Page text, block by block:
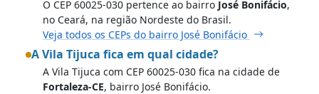
O CEP 60025-030 pertence ao bairro José Bonifácio,
no Ceará, na região Nordeste do Brasil.
Veja todos os CEPs do bairro José Bonifácio
A Vila Tijuca fica em qual cidade?
A Vila Tijuca com CEP 60025-030 fica na cidade de
Fortaleza-CE, bairro José Bonifácio.